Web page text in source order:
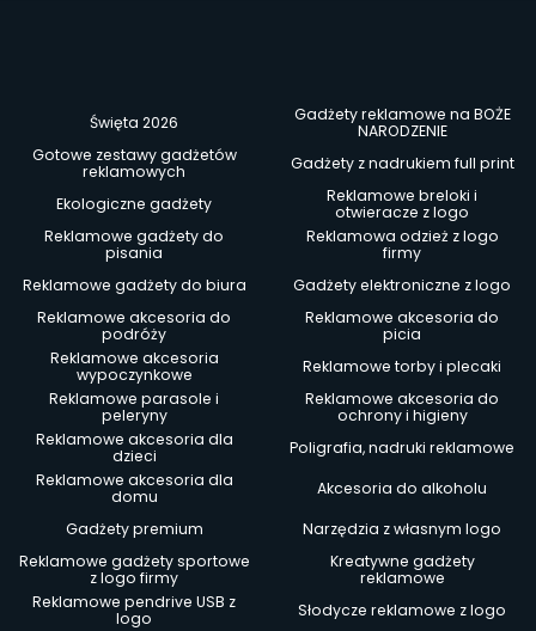
Święta 2026
Gadżety reklamowe na BOŻE
NARODZENIE
Gotowe zestawy gadżetów
reklamowych
Gadżety z nadrukiem full print
Ekologiczne gadżety
Reklamowe breloki i
otwieracze z logo
Reklamowe gadżety do
pisania
Reklamowa odzież z logo
firmy
Reklamowe gadżety do biura
Gadżety elektroniczne z logo
Reklamowe akcesoria do
podróży
Reklamowe akcesoria do
picia
Reklamowe akcesoria
wypoczynkowe
Reklamowe torby i plecaki
Reklamowe parasole i
peleryny
Reklamowe akcesoria do
ochrony i higieny
Reklamowe akcesoria dla
dzieci
Poligrafia, nadruki reklamowe
Reklamowe akcesoria dla
domu
Akcesoria do alkoholu
Gadżety premium
Narzędzia z własnym logo
Reklamowe gadżety sportowe
z logo firmy
Kreatywne gadżety
reklamowe
Reklamowe pendrive USB z
logo
Słodycze reklamowe z logo